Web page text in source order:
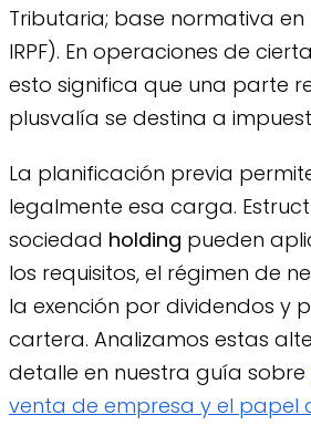
Tributaria; base normativa en
IRPF). En operaciones de
esto significa que una parte
plusvalía se destina a
La planificación previa
legalmente esa carga.
sociedad holding pueden
los requisitos, el régimen de
la exención por dividendos y
cartera. Analizamos estas
detalle en nuestra guía sobre
venta de empresa y el papel